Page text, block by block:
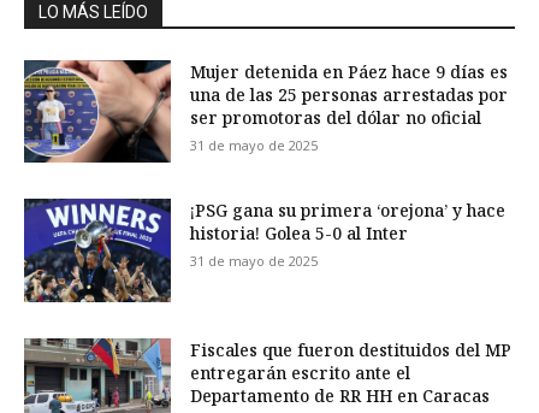
LO MÁS LEÍDO
Mujer detenida en Páez hace 9 días es
una de las 25 personas arrestadas por
ser promotoras del dólar no oficial
31 de mayo de 2025
¡PSG gana su primera ‘orejona’ y hace
historia! Golea 5-0 al Inter
31 de mayo de 2025
Fiscales que fueron destituidos del MP
entregarán escrito ante el
Departamento de RR HH en Caracas